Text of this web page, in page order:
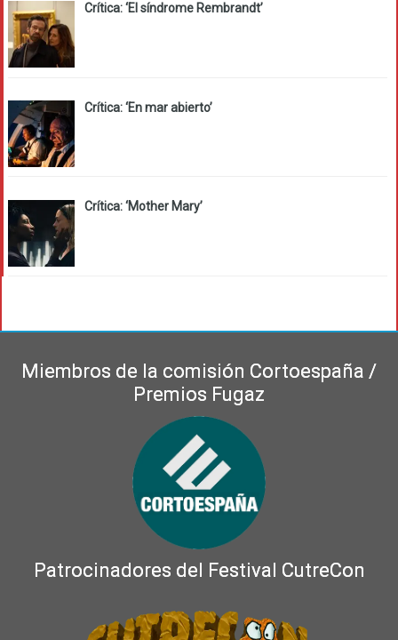
Crítica: ‘El síndrome Rembrandt’
Crítica: ‘En mar abierto’
Crítica: ‘Mother Mary’
Miembros de la comisión Cortoespaña /
Premios Fugaz
Patrocinadores del Festival CutreCon